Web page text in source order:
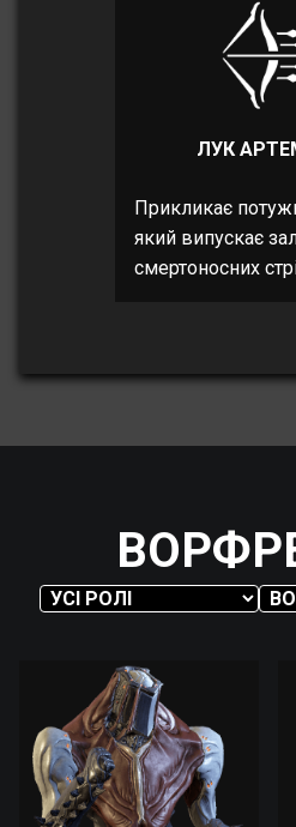
ЛУК
Прикликає
який випускає
смертоносних